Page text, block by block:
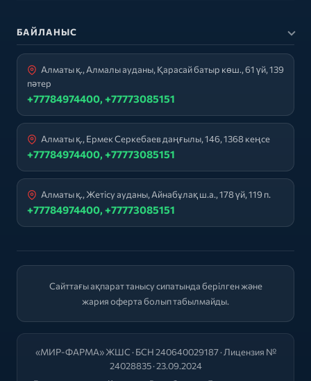
БАЙЛАНЫС
Алматы қ., Алмалы ауданы, Қарасай батыр көш., 61 үй, 139
пәтер
+77784974400, +77773085151
Алматы қ., Ермек Серкебаев даңғылы, 146, 1368 кеңсе
+77784974400, +77773085151
Алматы қ., Жетісу ауданы, Айнабұлақ ш.а., 178 үй, 119 п.
+77784974400, +77773085151
Сайттағы ақпарат танысу сипатында берілген және
жария оферта болып табылмайды.
«МИР-ФАРМА» ЖШС · БСН 240640029187 · Лицензия №
24028835 · 23.09.2024